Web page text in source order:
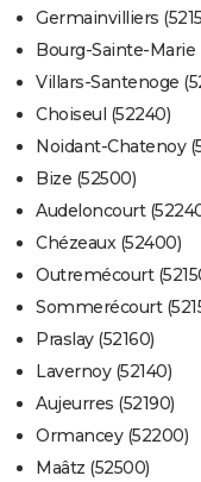
Germainvilliers
Bourg-Sainte-Marie
Villars-Santenoge
Choiseul (52240)
Noidant-Chatenoy
Bize (52500)
Audeloncourt
Chézeaux (52400)
Outremécourt
Sommerécourt
Praslay (52160)
Lavernoy (52140)
Aujeurres (52190)
Ormancey (52200)
Maâtz (52500)